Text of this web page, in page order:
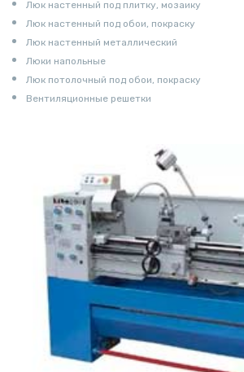
Люк настенный под плитку, мозаику
Люк настенный под обои, покраску
Люк настенный металлический
Люки напольные
Люк потолочный под обои, покраску
Вентиляционные решетки